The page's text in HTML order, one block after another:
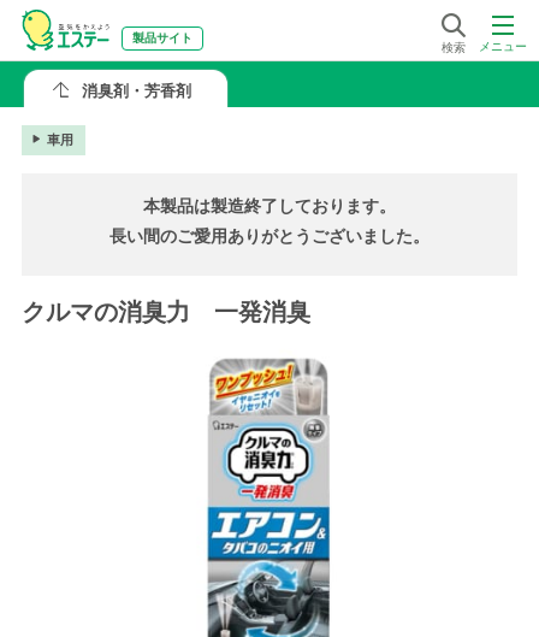
メニュー
検索
製品サイト
消臭剤・芳香剤
車用
本製品は製造終了しております。
長い間のご愛用ありがとうございました。
クルマの消臭力 一発消臭